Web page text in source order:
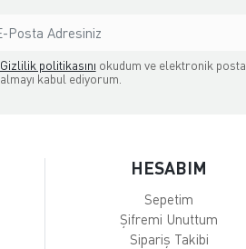
Gizlilik politikasını okudum ve elektronik posta
almayı kabul ediyorum.
HESABIM
Sepetim
Şifremi Unuttum
Sipariş Takibi